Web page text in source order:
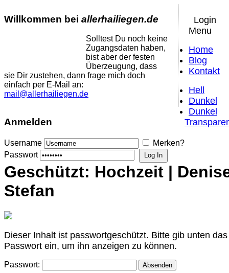
Willkommen bei allerhailiegen.de
Solltest Du noch keine
Zugangsdaten haben,
bist aber der festen
Überzeugung, dass
sie Dir zustehen, dann frage mich doch
einfach per E-Mail an:
mail@allerhailiegen.de
Anmelden
Username
Merken?
Passwort
Login
Menu
Home
Blog
Kontakt
Hell
Dunkel
Dunkel
Geschützt: Hochzeit |
Stefan
Dieser Inhalt ist passwortgeschützt. Bitte gib unten das
Passwort ein, um ihn anzeigen zu können.
Passwort: